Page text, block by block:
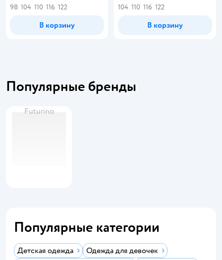
98 104 110 116 122
В корзину
104 110 116 122
В корзину
Популярные бренды
Futurino
Популярные категории
Детская одежда
Одежда для девочек